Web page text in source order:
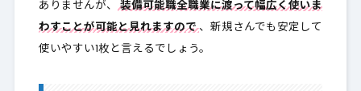
ありませんが、 装備可能職全職業に渡って幅広く使いま
わすことが可能と見れますので 、新規さんでも安定して
使いやすい1枚と言えるでしょう。